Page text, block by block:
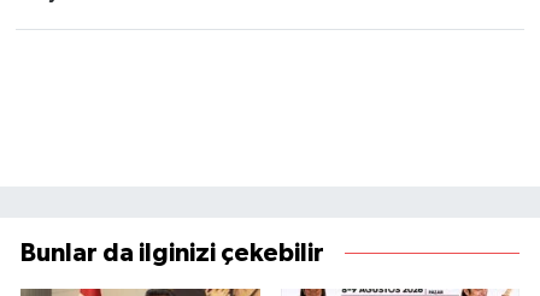
Bunlar da ilginizi çekebilir